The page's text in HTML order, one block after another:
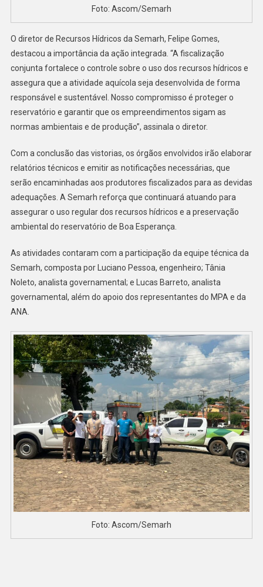
Foto: Ascom/Semarh
O diretor de Recursos Hídricos da Semarh, Felipe Gomes,
destacou a importância da ação integrada. “A fiscalização
conjunta fortalece o controle sobre o uso dos recursos hídricos e
assegura que a atividade aquícola seja desenvolvida de forma
responsável e sustentável. Nosso compromisso é proteger o
reservatório e garantir que os empreendimentos sigam as
normas ambientais e de produção”, assinala o diretor.
Com a conclusão das vistorias, os órgãos envolvidos irão elaborar
relatórios técnicos e emitir as notificações necessárias, que
serão encaminhadas aos produtores fiscalizados para as devidas
adequações. A Semarh reforça que continuará atuando para
assegurar o uso regular dos recursos hídricos e a preservação
ambiental do reservatório de Boa Esperança.
As atividades contaram com a participação da equipe técnica da
Semarh, composta por Luciano Pessoa, engenheiro; Tânia
Noleto, analista governamental; e Lucas Barreto, analista
governamental, além do apoio dos representantes do MPA e da
ANA.
Foto: Ascom/Semarh